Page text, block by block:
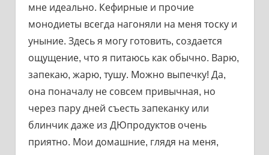
мне идеально. Кефирные и прочие
монодиеты всегда нагоняли на меня тоску и
уныние. Здесь я могу готовить, создается
ощущение, что я питаюсь как обычно. Варю,
запекаю, жарю, тушу. Можно выпечку! Да,
она поначалу не совсем привычная, но
через пару дней съесть запеканку или
блинчик даже из ДЮпродуктов очень
приятно. Мои домашние, глядя на меня,